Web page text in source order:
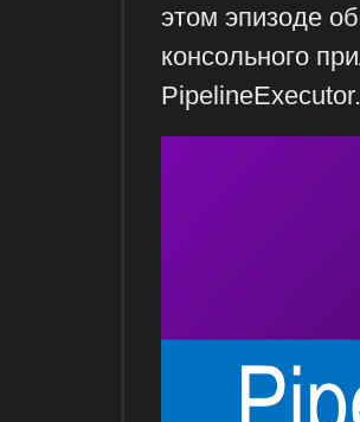
этом эпизоде
консольного
PipelineExecutor.